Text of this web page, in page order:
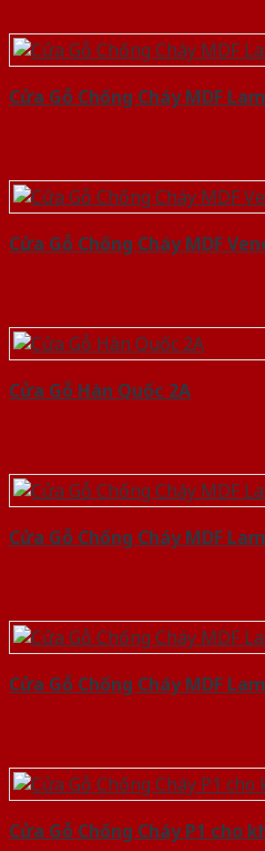
Cửa Gỗ Chống Cháy MDF
Cửa Gỗ Chống Cháy MDF
Cửa Gỗ Hàn Quốc 2A
Cửa Gỗ Chống Cháy MDF
Cửa Gỗ Chống Cháy MDF
Cửa Gỗ Chống Cháy P1 cho